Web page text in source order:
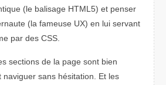
(le balisage HTML5) et penser
(la fameuse UX) en lui servant
par des CSS.
sections de la page sont bien
naviguer sans hésitation. Et les